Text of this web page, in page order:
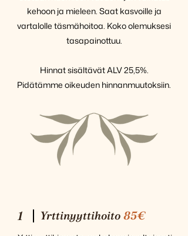
kehoon ja mieleen. Saat kasvoille ja
vartalolle täsmähoitoa. Koko olemuksesi
tasapainottuu.
Hinnat sisältävät ALV 25,5%.
Pidätämme oikeuden hinnanmuutoksiin.
1 Yrttinyyttihoito 85€